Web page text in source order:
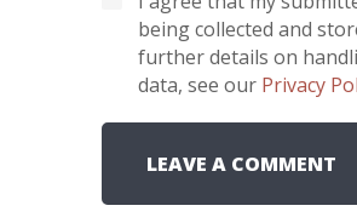
being collected and
further details on
data, see our Privacy